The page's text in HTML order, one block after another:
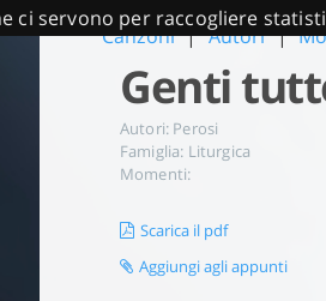
ci servono per raccogliere
Canzoni | Autori |
Genti
Autori: Perosi
Famiglia: Liturgica
Momenti:
Scarica il pdf
Aggiungi agli appunti